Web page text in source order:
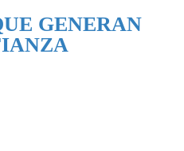
GENERAN